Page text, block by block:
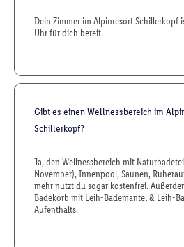
Dein Zimmer im Alpinresort Schillerkopf
Uhr für dich bereit.
Gibt es einen Wellnessbereich im
Schillerkopf?
Ja, den Wellnessbereich mit
November), Innenpool, Saunen,
mehr nutzt du sogar kostenfrei.
Badekorb mit Leih-Bademantel & Leih-
Aufenthalts.